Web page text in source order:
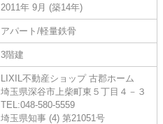
2011年 9月 (築14年)
アパート/軽量鉄骨
3階建
LIXIL不動産ショップ 古郡ホーム
埼玉県深谷市上柴町東５丁目４－３
TEL:048-580-5559
埼玉県知事 (4) 第21051号